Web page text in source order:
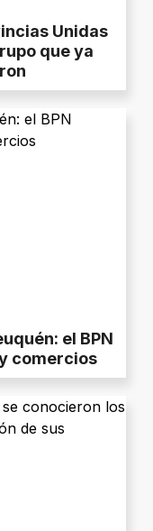
Unidas
que ya
el BPN
comercios